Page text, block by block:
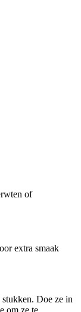
of
extra smaak
Doe ze in
om ze te